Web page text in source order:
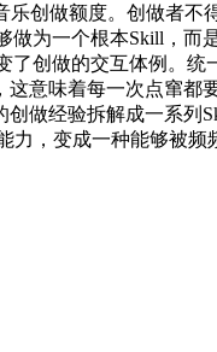
乐创做额度。创做者
为一个根本Skill，
创做的交互体例。
意味着每一次点窜
做经验拆解成一系
，变成一种能够被频